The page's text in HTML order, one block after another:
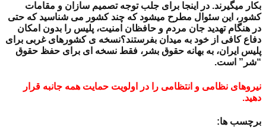
بکار میگیرند. در اینجا برای جلب توجه تصمیم سازان و مقامات
کشور، این سئوال مطرح میشود که چند کشور می شناسید که حتی
در هنگام تهدید جان مردم و حافظان امنیت، پلیس را بدون امکان
دفاع کافی از خود به میدان بفرستند؟نسخه ی کشورهای غربی برای
پلیس ایران، به بهانه حقوق بشر، فقط نسخه ای برای حفظ حقوق
“شر” است.
نیروهای نظامی و انتظامی را در اولویت حمایت همه جانبه قرار
دهید.
برچسب ها: